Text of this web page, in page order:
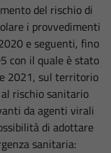
del rischio di
i provvedimenti
e seguenti, fino
con il quale è stato
2021, sul territorio
rischio sanitario
da agenti virali
di adottare
sanitaria: